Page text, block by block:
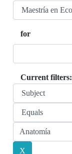
for
Current filters: